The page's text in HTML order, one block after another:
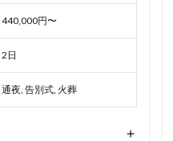
440,000円〜
2日
通夜, 告別式, 火葬
+